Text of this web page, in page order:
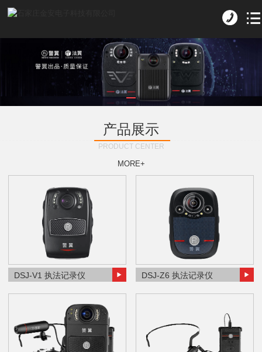
产品展示
PRODUCT CENTER
MORE+
DSJ-V1 执法记录仪 DSJ-Z6 执法记录仪